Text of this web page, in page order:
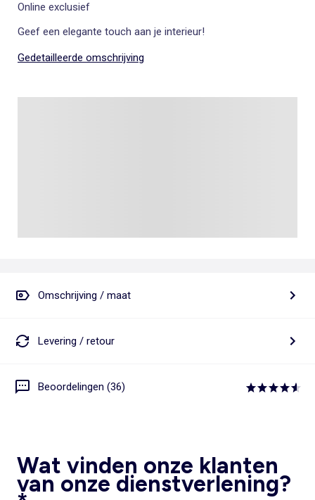
Online exclusief
Geef een elegante touch aan je interieur!
Gedetailleerde omschrijving
Omschrijving / maat
Levering / retour
Beoordelingen (36)
Wat vinden onze klanten
van onze dienstverlening?